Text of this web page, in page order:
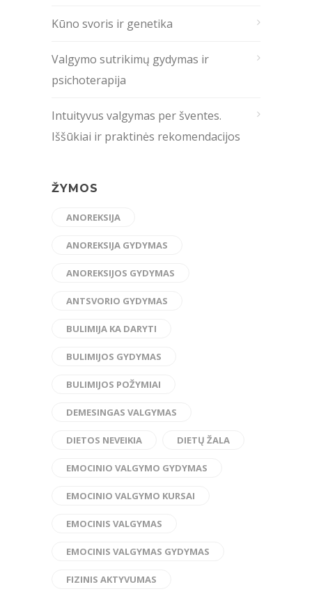
Kūno svoris ir genetika
Valgymo sutrikimų gydymas ir
psichoterapija
Intuityvus valgymas per šventes.
Iššūkiai ir praktinės rekomendacijos
ŽYMOS
ANOREKSIJA
ANOREKSIJA GYDYMAS
ANOREKSIJOS GYDYMAS
ANTSVORIO GYDYMAS
BULIMIJA KA DARYTI
BULIMIJOS GYDYMAS
BULIMIJOS POŽYMIAI
DEMESINGAS VALGYMAS
DIETOS NEVEIKIA DIETŲ ŽALA
EMOCINIO VALGYMO GYDYMAS
EMOCINIO VALGYMO KURSAI
EMOCINIS VALGYMAS
EMOCINIS VALGYMAS GYDYMAS
FIZINIS AKTYVUMAS